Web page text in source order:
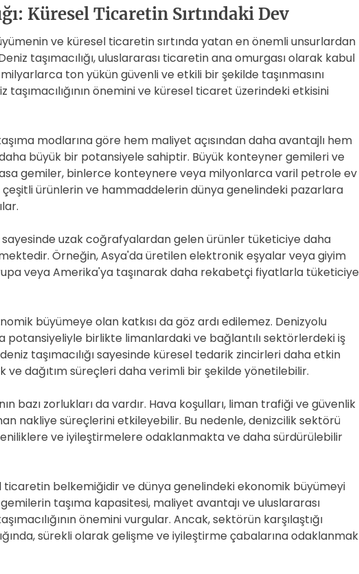
Küresel Ticaretin Sırtındaki Dev
ve küresel ticaretin sırtında yatan en önemli unsurlardan
Deniz taşımacılığı, uluslararası ticaretin ana omurgası olarak kabul
ton yükün güvenli ve etkili bir şekilde taşınmasını
taşımacılığının önemini ve küresel ticaret üzerindeki etkisini
modlarına göre hem maliyet açısından daha avantajlı hem
büyük bir potansiyele sahiptir. Büyük konteyner gemileri ve
gemiler, binlerce konteynere veya milyonlarca varil petrole ev
çeşitli ürünlerin ve hammaddelerin dünya genelindeki pazarlara
sayesinde uzak coğrafyalardan gelen ürünler tüketiciye daha
Örneğin, Asya'da üretilen elektronik eşyalar veya giyim
veya Amerika'ya taşınarak daha rekabetçi fiyatlarla tüketiciye
büyümeye olan katkısı da göz ardı edilemez. Denizyolu
birlikte limanlardaki ve bağlantılı sektörlerdeki iş
deniz taşımacılığı sayesinde küresel tedarik zincirleri daha etkin
ve dağıtım süreçleri daha verimli bir şekilde yönetilebilir.
bazı zorlukları da vardır. Hava koşulları, liman trafiği ve güvenlik
nakliye süreçlerini etkileyebilir. Bu nedenle, denizcilik sektörü
ve iyileştirmelere odaklanmakta ve daha sürdürülebilir
ticaretin belkemiğidir ve dünya genelindeki ekonomik büyümeyi
taşıma kapasitesi, maliyet avantajı ve uluslararası
önemini vurgular. Ancak, sektörün karşılaştığı
sürekli olarak gelişme ve iyileştirme çabalarına odaklanmak